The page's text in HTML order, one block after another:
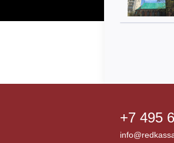
+7 495